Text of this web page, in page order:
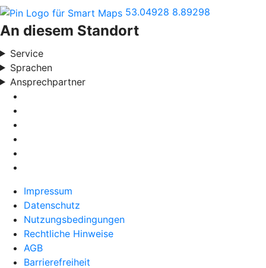
53.04928 8.89298
An diesem Standort
Service
Sprachen
Ansprechpartner
Impressum
Datenschutz
Nutzungsbedingungen
Rechtliche Hinweise
AGB
Barrierefreiheit